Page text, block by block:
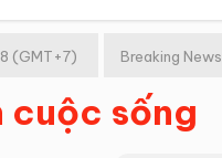
(GMT+7) Breaking News
cuộc sống